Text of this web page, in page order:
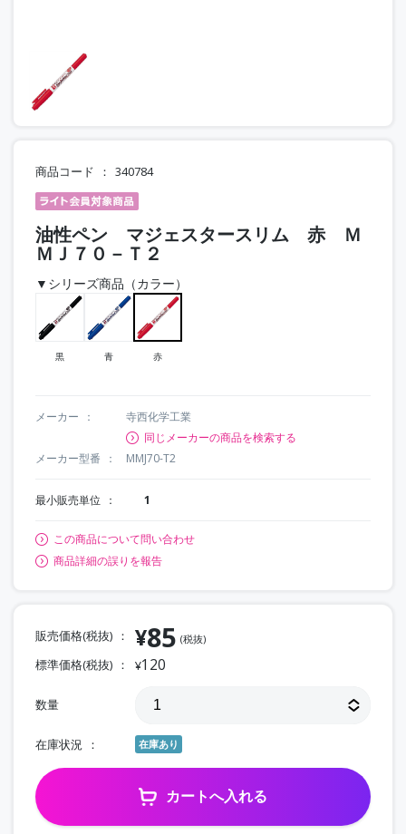
商品コード 340784
油性ペン マジェスタースリム 赤 Ｍ
ＭＪ７０－Ｔ２
▼シリーズ商品（カラー）
黒 青 赤
メーカー
寺西化学工業
同じメーカーの商品を検索する
メーカー型番
MMJ70-T2
最小販売単位 1
この商品について問い合わせ
商品詳細の誤りを報告
販売価格(税抜) ¥85 (税抜)
標準価格(税抜) ¥120
数量
在庫状況 在庫あり
カートへ入れる